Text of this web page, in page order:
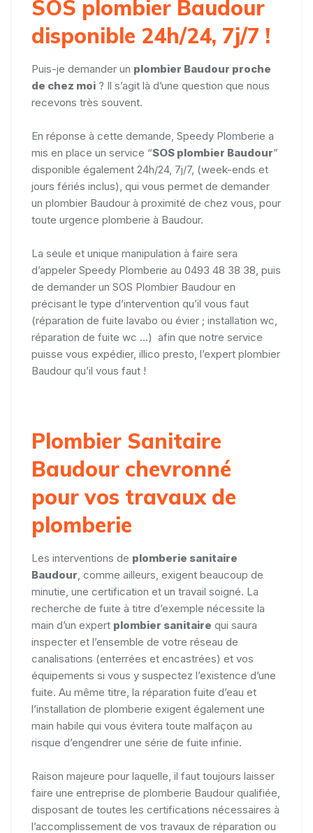
SOS plombier Baudour
disponible 24h/24, 7j/7 !
Puis-je demander un plombier Baudour proche
de chez moi ? Il s’agit là d’une question que nous
recevons très souvent.
En réponse à cette demande, Speedy Plomberie a
mis en place un service “SOS plombier Baudour”
disponible également 24h/24, 7j/7, (week-ends et
jours fériés inclus), qui vous permet de demander
un plombier Baudour à proximité de chez vous, pour
toute urgence plomberie à Baudour.
La seule et unique manipulation à faire sera
d’appeler Speedy Plomberie au 0493 48 38 38, puis
de demander un SOS Plombier Baudour en
précisant le type d’intervention qu’il vous faut
(réparation de fuite lavabo ou évier ; installation wc,
réparation de fuite wc ...) afin que notre service
puisse vous expédier, illico presto, l’expert plombier
Baudour qu’il vous faut !
Plombier Sanitaire
Baudour chevronné
pour vos travaux de
plomberie
Les interventions de plomberie sanitaire
Baudour , comme ailleurs, exigent beaucoup de
minutie, une certification et un travail soigné. La
recherche de fuite à titre d’exemple nécessite la
main d’un expert plombier sanitaire qui saura
inspecter et l’ensemble de votre réseau de
canalisations (enterrées et encastrées) et vos
équipements si vous y suspectez l’existence d’une
fuite. Au même titre, la réparation fuite d’eau et
l’installation de plomberie exigent également une
main habile qui vous évitera toute malfaçon au
risque d’engendrer une série de fuite infinie.
Raison majeure pour laquelle, il faut toujours laisser
faire une entreprise de plomberie Baudour qualifiée,
disposant de toutes les certifications nécessaires à
l’accomplissement de vos travaux de réparation ou